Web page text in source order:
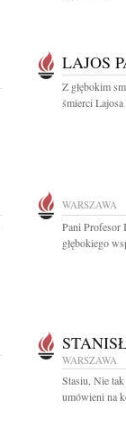
LAJOS
Z głębokim
śmierci
WARSZAWA
Pani Profesor
głębokiego
WARSZAWA
Stasiu, Nie
umówieni na